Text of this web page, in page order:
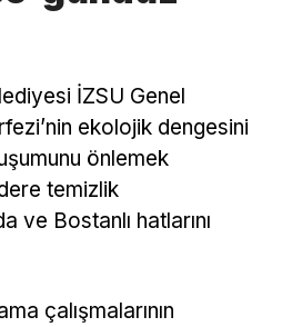
İZSU Genel
ekolojik dengesini
önlemek
temizlik
ve Bostanlı hatlarını
çalışmalarının